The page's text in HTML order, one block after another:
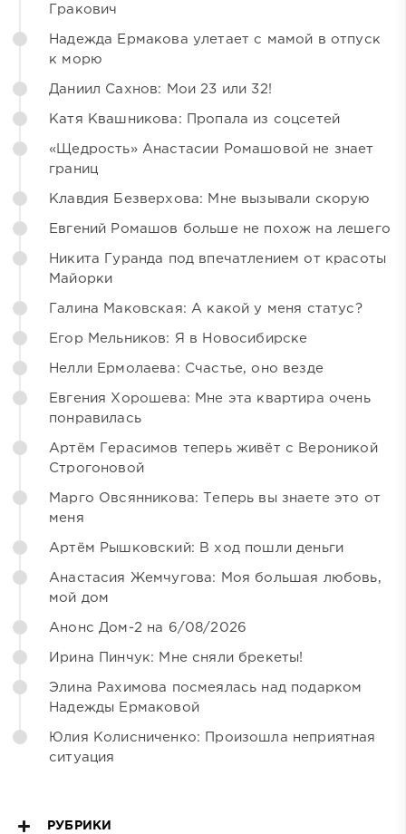
Гракович
Надежда Ермакова улетает с мамой в отпуск
к морю
Даниил Сахнов: Мои 23 или 32!
Катя Квашникова: Пропала из соцсетей
«Щедрость» Анастасии Ромашовой не знает
границ
Клавдия Безверхова: Мне вызывали скорую
Евгений Ромашов больше не похож на лешего
Никита Гуранда под впечатлением от красоты
Майорки
Галина Маковская: А какой у меня статус?
Егор Мельников: Я в Новосибирске
Нелли Ермолаева: Счастье, оно везде
Евгения Хорошева: Мне эта квартира очень
понравилась
Артём Герасимов теперь живёт с Вероникой
Строгоновой
Марго Овсянникова: Теперь вы знаете это от
меня
Артём Рышковский: В ход пошли деньги
Анастасия Жемчугова: Моя большая любовь,
мой дом
Анонс Дом-2 на 6/08/2026
Ирина Пинчук: Мне сняли брекеты!
Элина Рахимова посмеялась над подарком
Надежды Ермаковой
Юлия Колисниченко: Произошла неприятная
ситуация
РУБРИКИ